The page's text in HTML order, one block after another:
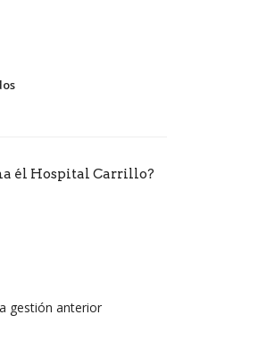
él Hospital Carrillo?
gestión anterior